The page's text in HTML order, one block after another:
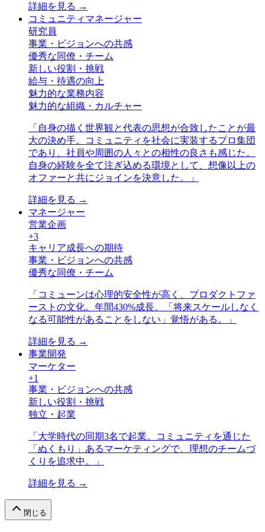
詳細を見る →
コミュニティマネージャー
研究員
事業・ビジョンへの共感
優秀な同僚・チーム
新しい役割・挑戦
給与・待遇の向上
魅力的な業務内容
魅力的な組織・カルチャー
「 自身の描く世界観と代表の思想が合致したことが最
大の決め手。コミュニティを社会に実装するプロ集団
であり、社員や周囲の人々との相性の良さも感じた。
自身の経験を全て注ぎ込める環境として、想像以上の
オファーと共にジョインを決意した。
」
詳細を見る →
マネージャー
営業企画
+3
キャリア成長への期待
事業・ビジョンへの共感
優秀な同僚・チーム
「 コミューンは心理的安全性が高く、プロダクトファ
ーストの文化。年間430%成長。「将来スケールしなく
なる可能性があることをしない」覚悟がある。
」
詳細を見る →
事業開発
マーケター
+1
事業・ビジョンへの共感
新しい役割・挑戦
独立・起業
「 大学時代の同期3名で起業。コミュニティを通じた
「ぬくもり」あるマーケティングで、理想のチームづ
くりを追求中。
」
詳細を見る →
閉じる